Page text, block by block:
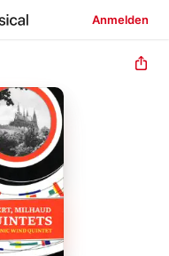
Anmelden